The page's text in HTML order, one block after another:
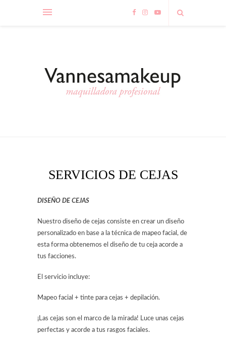
SERVICIOS DE CEJAS
DISEÑO DE CEJAS
Nuestro diseño de cejas consiste en crear un diseño
personalizado en base a la técnica de mapeo facial, de
esta forma obtenemos el diseño de tu ceja acorde a
tus facciones.
El servicio incluye:
Mapeo facial + tinte para cejas + depilación.
¡Las cejas son el marco de la mirada! Luce unas cejas
perfectas y acorde a tus rasgos faciales.